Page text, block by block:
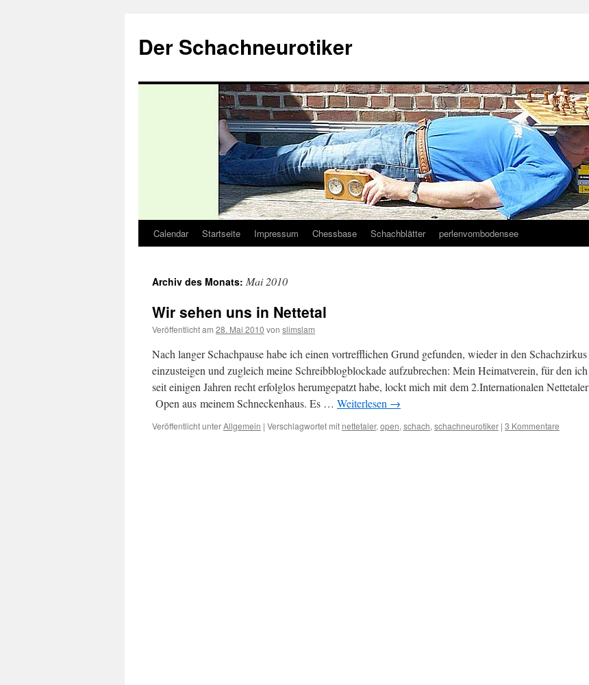
springen
Der Schachneurotiker
Calendar Startseite Impressum Chessbase Schachblätter perlenvombodensee
Archiv des Monats: Mai 2010
Wir sehen uns in Nettetal
Veröffentlicht am 28. Mai 2010 von slimslam
Nach langer Schachpause habe ich einen vortrefflichen Grund gefunden, wieder in den Schachzirkus
einzusteigen und zugleich meine Schreibblogblockade aufzubrechen: Mein Heimatverein, für den ich
seit einigen Jahren recht erfolglos herumgepatzt habe, lockt mich mit dem 2.Internationalen Nettetaler
Open aus meinem Schneckenhaus. Es … Weiterlesen →
Veröffentlicht unterAllgemein | Verschlagwortet mit nettetaler, open, schach, schachneurotiker | 3 Kommentare